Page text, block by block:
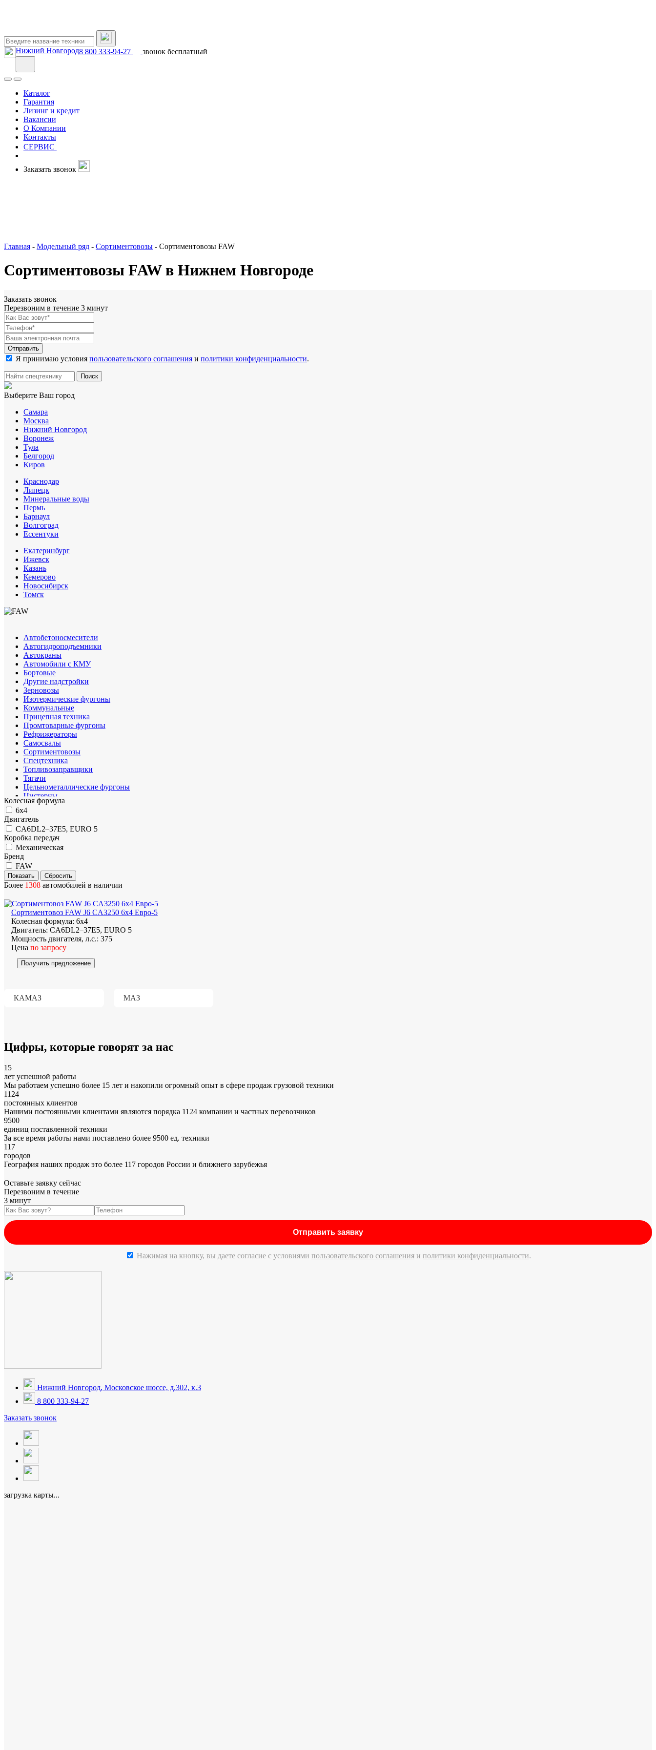
Нижний Новгород8 800 333-94-27 звонок бесплатный
Каталог
Гарантия
Лизинг и кредит
Вакансии
О Компании
Контакты
СЕРВИС
Заказать звонок
Главная - Модельный ряд - Сортиментовозы - Сортиментовозы FAW
Сортиментовозы FAW в Нижнем Новгороде
Заказать звонок
Перезвоним в течение 3 минут
Я принимаю условия пользовательского соглашения и политики конфиденциальности.
Выберите Ваш город
Самара
Москва
Нижний Новгород
Воронеж
Тула
Белгород
Киров
Краснодар
Липецк
Минеральные воды
Пермь
Барнаул
Волгоград
Еcсентуки
Екатеринбург
Ижевск
Казань
Кемерово
Новосибирск
Томск
Автобетоносмесители
Автогидроподъемники
Автокраны
Автомобили с КМУ
Бортовые
Другие надстройки
Зерновозы
Изотермические фургоны
Коммунальные
Прицепная техника
Промтоварные фургоны
Рефрижераторы
Самосвалы
Сортиментовозы
Спецтехника
Топливозаправщики
Тягачи
Цельнометаллические фургоны
Цистерны
Шасси
Колесная формула
6х4
Двигатель
CA6DL2–37E5, EURO 5
Коробка передач
Механическая
Бренд
FAW
Более 1308 автомобилей в наличии
Сортиментовоз FAW J6 CA3250 6х4 Евро-5
Колесная формула: 6х4
Двигатель: CA6DL2–37E5, EURO 5
Мощность двигателя, л.с.: 375
Цена по запросу
Получить предложение
КАМАЗ МАЗ
Цифры, которые говорят за нас
15
лет успешной работы
Мы работаем успешно более 15 лет и накопили огромный опыт в сфере продаж грузовой техники
1124
постоянных клиентов
Нашими постоянными клиентами являются порядка 1124 компании и частных перевозчиков
9500
единиц поставленной техники
За все время работы нами поставлено более 9500 ед. техники
117
городов
География наших продаж это более 117 городов России и ближнего зарубежья
Оставьте заявку сейчас
Перезвоним в течение
3 минут
Нажимая на кнопку, вы даете согласие c условиями пользовательского соглашения и политики конфиденциальности.
Нижний Новгород, Московское шоссе, д.302, к.3
8 800 333-94-27
Заказать звонок
загрузка карты...